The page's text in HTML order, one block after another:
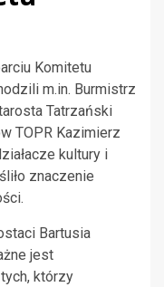
Komitetu
m.in. Burmistrz
Tatrzański
TOPR Kazimierz
kultury i
znaczenie
Bartusia
jest
którzy